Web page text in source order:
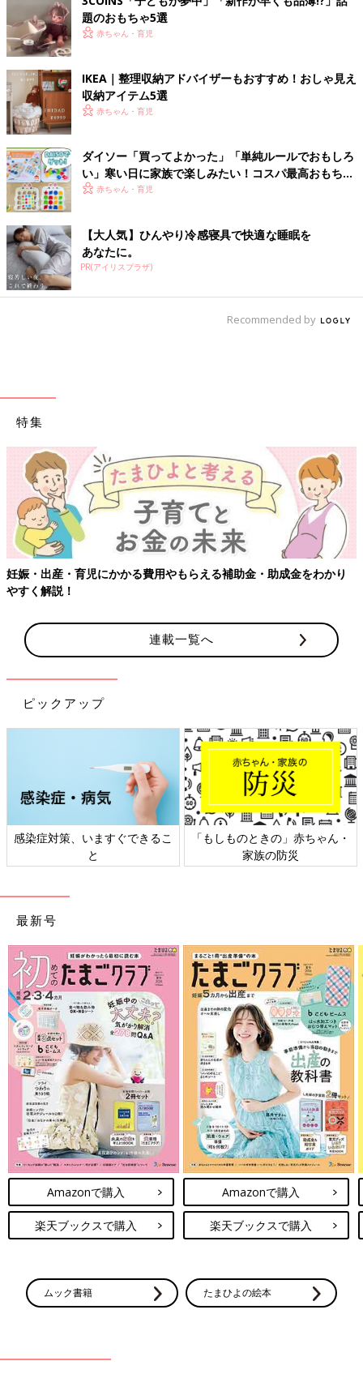
題のおもちゃ5選
赤ちゃん・育児
IKEA｜整理収納アドバイザーもおすすめ！おしゃ見え
収納アイテム5選
赤ちゃん・育児
ダイソー「買ってよかった」「単純ルールでおもしろ
い」寒い日に家族で楽しみたい！コスパ最高おもちゃ
4選赤ちゃん・育児
【大人気】ひんやり冷感寝具で快適な睡眠を
あなたに。
PR(アイリスプラザ)
Recommended by
特集
妊娠・出産・育児にかかる費用やもらえる補助金・助成金をわかり
やすく解説！
連載一覧へ
ピックアップ
感染症対策、いますぐできるこ
と
「もしものときの」赤ちゃん・
家族の防災
最新号
Amazonで購入
楽天ブックスで購入
Amazonで購入
楽天ブックスで購入
ムック書籍 たまひよの絵本